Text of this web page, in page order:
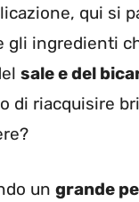
qui si
gli ingredienti
sale e del
di riacquisire
un grande